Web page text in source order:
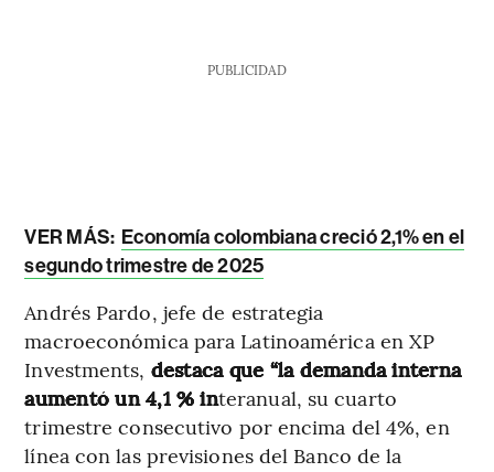
PUBLICIDAD
VER MÁS: Economía colombiana creció 2,1% en el
segundo trimestre de 2025
Andrés Pardo, jefe de estrategia
macroeconómica para Latinoamérica en XP
Investments, destaca que “la demanda interna
aumentó un 4,1 % interanual, su cuarto
trimestre consecutivo por encima del 4%, en
línea con las previsiones del Banco de la